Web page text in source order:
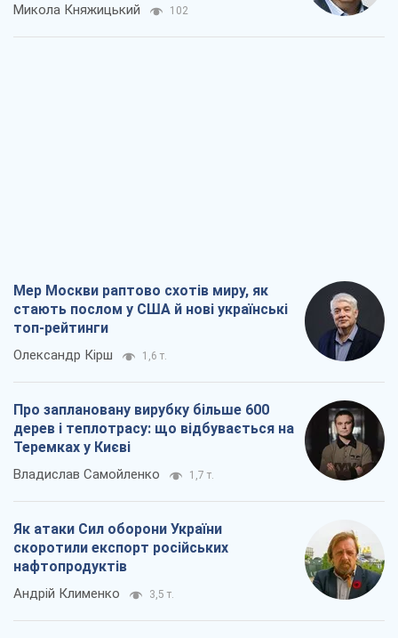
Микола Княжицький 102
Мер Москви раптово схотів миру, як
стають послом у США й нові українські
топ-рейтинги
Олександр Кірш 1,6 т.
Про заплановану вирубку більше 600
дерев і теплотрасу: що відбувається на
Теремках у Києві
Владислав Самойленко 1,7 т.
Як атаки Сил оборони України
скоротили експорт російських
нафтопродуктів
Андрій Клименко 3,5 т.